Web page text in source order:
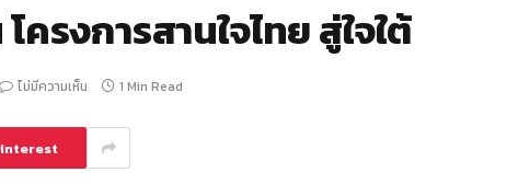
รงการสานใจไทย สู่ใจใต้
ไม่มีความเห็น 1 Min Read